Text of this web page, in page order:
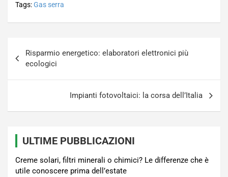
Tags:Gas serra
articoli
Risparmio energetico: elaboratori elettronici più
ecologici
Impianti fotovoltaici: la corsa dell’Italia
ULTIME PUBBLICAZIONI
Creme solari, filtri minerali o chimici? Le differenze che è
utile conoscere prima dell’estate